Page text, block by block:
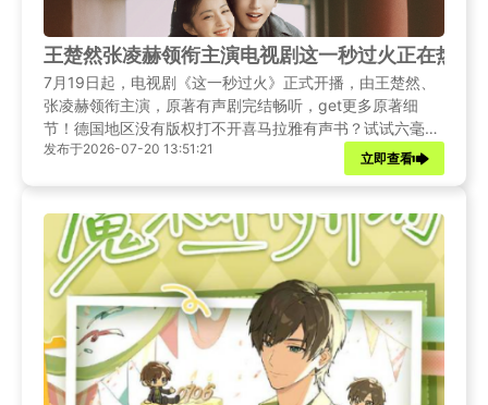
王楚然张凌赫领衔主演电视剧这一秒过火正在热
7月19日起，电视剧《这一秒过火》正式开播，由王楚然、
张凌赫领衔主演，原著有声剧完结畅听，get更多原著细
节！德国地区没有版权打不开喜马拉雅有声书？试试六毫秒
加速器！
发布于2026-07-20 13:51:21
立即查看